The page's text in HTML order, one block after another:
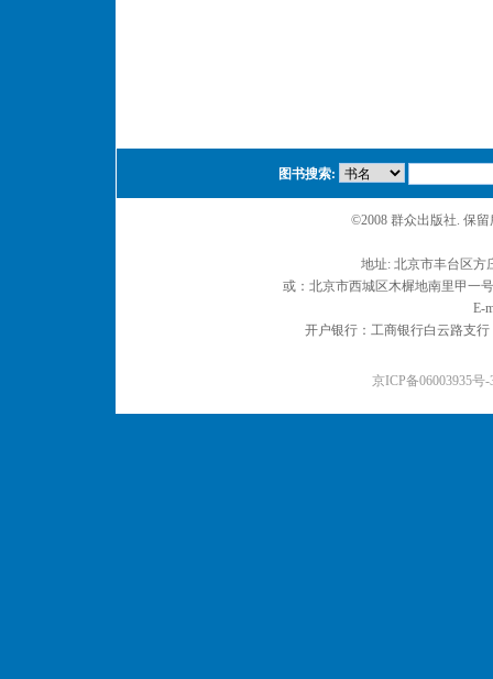
图书搜索:
©2008 群众出版社. 保
地址: 北京市丰台区
或：北京市西城区木樨地南里甲一
E-
开户银行：工商银行白云路支
京ICP备06003935号-